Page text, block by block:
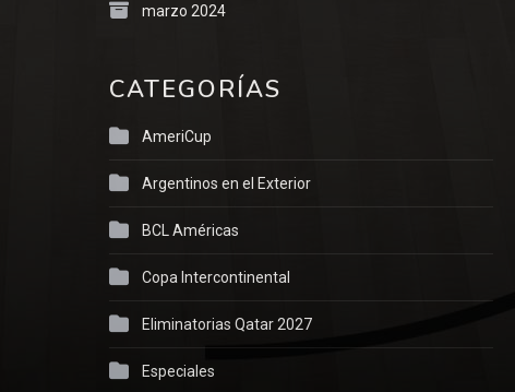
marzo 2024
CATEGORÍAS
AmeriCup
Argentinos en el Exterior
BCL Américas
Copa Intercontinental
Eliminatorias Qatar 2027
Especiales